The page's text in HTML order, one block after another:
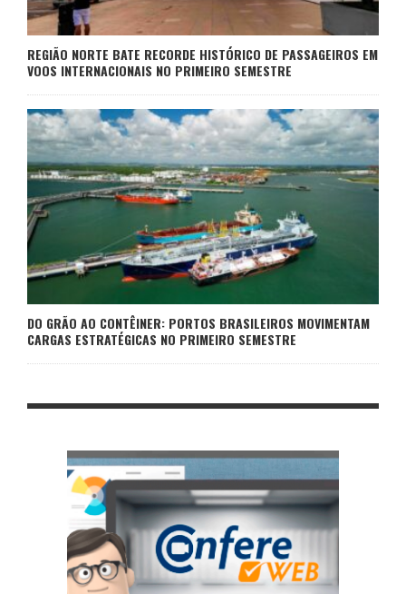
REGIÃO NORTE BATE RECORDE HISTÓRICO DE PASSAGEIROS EM
VOOS INTERNACIONAIS NO PRIMEIRO SEMESTRE
DO GRÃO AO CONTÊINER: PORTOS BRASILEIROS MOVIMENTAM
CARGAS ESTRATÉGICAS NO PRIMEIRO SEMESTRE